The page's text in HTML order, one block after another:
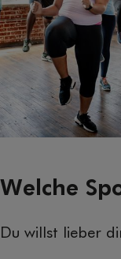
Welche
Du willst lieber